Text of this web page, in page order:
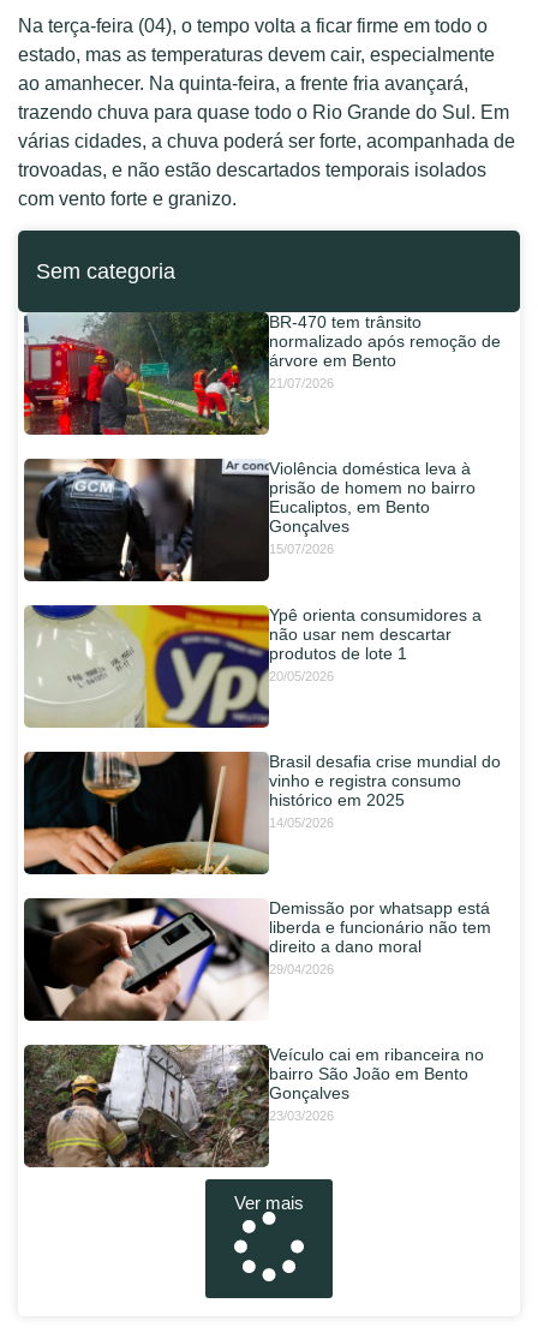
Na terça-feira (04), o tempo volta a ficar firme em todo o
estado, mas as temperaturas devem cair, especialmente
ao amanhecer. Na quinta-feira, a frente fria avançará,
trazendo chuva para quase todo o Rio Grande do Sul. Em
várias cidades, a chuva poderá ser forte, acompanhada de
trovoadas, e não estão descartados temporais isolados
com vento forte e granizo.
Sem categoria
BR-470 tem trânsito
normalizado após remoção de
árvore em Bento
21/07/2026
Violência doméstica leva à
prisão de homem no bairro
Eucaliptos, em Bento
Gonçalves
15/07/2026
Ypê orienta consumidores a
não usar nem descartar
produtos de lote 1
20/05/2026
Brasil desafia crise mundial do
vinho e registra consumo
histórico em 2025
14/05/2026
Demissão por whatsapp está
liberda e funcionário não tem
direito a dano moral
29/04/2026
Veículo cai em ribanceira no
bairro São João em Bento
Gonçalves
23/03/2026
Ver mais